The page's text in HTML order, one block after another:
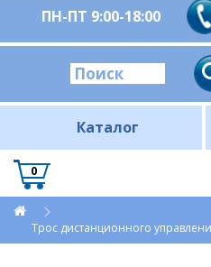
ПН-ПТ 9:00-18:00
Каталог
0
Трос дистанционного